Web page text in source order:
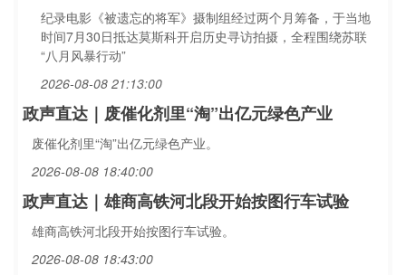
纪录电影《被遗忘的将军》摄制组经过两个月筹备，于当地
时间7月30日抵达莫斯科开启历史寻访拍摄，全程围绕苏联
“八月风暴行动”
2026-08-08 21:13:00
政声直达｜废催化剂里“淘”出亿元绿色产业
废催化剂里“淘”出亿元绿色产业。
2026-08-08 18:40:00
政声直达｜雄商高铁河北段开始按图行车试验
雄商高铁河北段开始按图行车试验。
2026-08-08 18:43:00